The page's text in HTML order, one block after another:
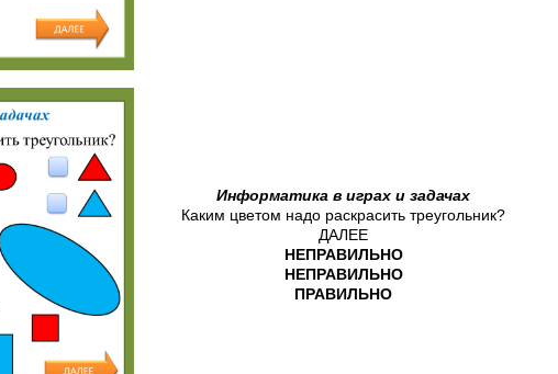
Информатика в играх и задачах
Каким цветом надо раскрасить треугольник?
ДАЛЕЕ
НЕПРАВИЛЬНО
НЕПРАВИЛЬНО
ПРАВИЛЬНО